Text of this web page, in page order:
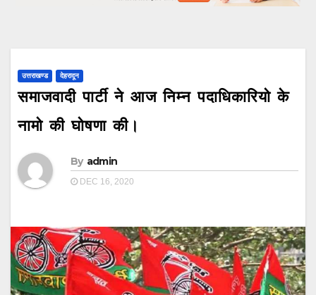
उत्तराखण्ड देहरादून
समाजवादी पार्टी ने आज निम्न पदाधिकारियो के
नामो की घोषणा की।
By admin
DEC 16, 2020